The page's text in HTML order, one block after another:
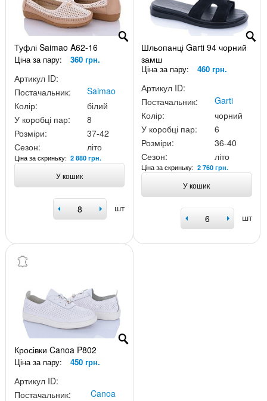
Туфлі Saimao A62-16
Ціна за пару: 360 грн.
Артикул ID:
Постачальник:
Saimao
Колір:
білий
У коробці пар:
8
Розміри:
37-42
Сезон:
літо
Ціна за скриньку: 2 880 грн.
У кошик
шт
Шльопанці Garti 94 чорний
замш
Ціна за пару: 460 грн.
Артикул ID:
Постачальник:
Garti
Колір:
чорний
У коробці пар:
6
Розміри:
36-40
Сезон:
літо
Ціна за скриньку:2 760 грн.
У кошик
шт
Кросівки Canoa P802
Ціна за пару: 450 грн.
Артикул ID:
Постачальник:
Canoa